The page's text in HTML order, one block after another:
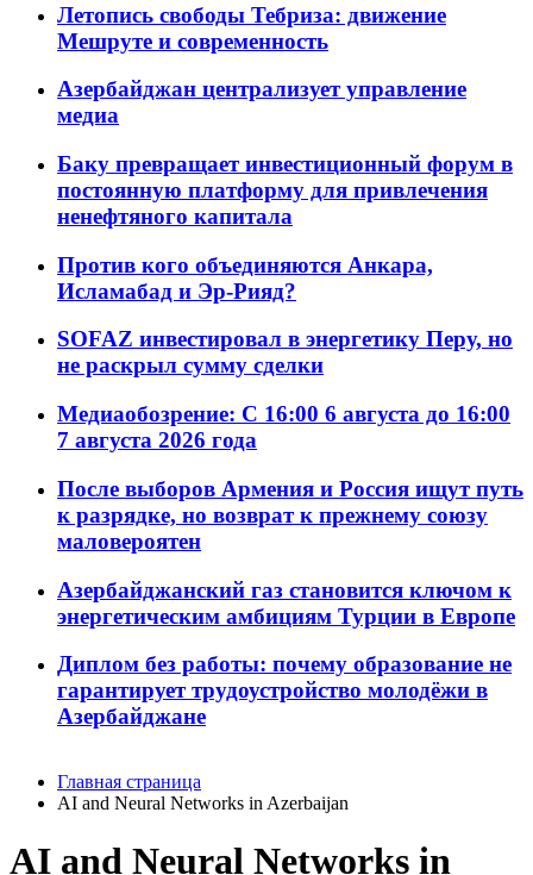
Летопись свободы Тебриза: движение
Мешруте и современность
Азербайджан централизует управление
медиа
Баку превращает инвестиционный форум в
постоянную платформу для привлечения
ненефтяного капитала
Против кого объединяются Анкара,
Исламабад и Эр-Рияд?
SOFAZ инвестировал в энергетику Перу, но
не раскрыл сумму сделки
Медиаобозрение: С 16:00 6 августа до 16:00
7 августа 2026 года
После выборов Армения и Россия ищут путь
к разрядке, но возврат к прежнему союзу
маловероятен
Азербайджанский газ становится ключом к
энергетическим амбициям Турции в Европе
Диплом без работы: почему образование не
гарантирует трудоустройство молодёжи в
Азербайджане
Главная страница
AI and Neural Networks in Azerbaijan
AI and Neural Networks in